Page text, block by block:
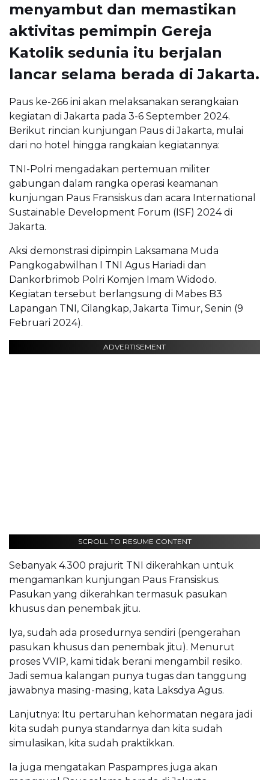
menyambut dan memastikan
aktivitas pemimpin Gereja
Katolik sedunia itu berjalan
lancar selama berada di Jakarta.
Paus ke-266 ini akan melaksanakan serangkaian
kegiatan di Jakarta pada 3-6 September 2024.
Berikut rincian kunjungan Paus di Jakarta, mulai
dari no hotel hingga rangkaian kegiatannya:
TNI-Polri mengadakan pertemuan militer
gabungan dalam rangka operasi keamanan
kunjungan Paus Fransiskus dan acara International
Sustainable Development Forum (ISF) 2024 di
Jakarta.
Aksi demonstrasi dipimpin Laksamana Muda
Pangkogabwilhan I TNI Agus Hariadi dan
Dankorbrimob Polri Komjen Imam Widodo.
Kegiatan tersebut berlangsung di Mabes B3
Lapangan TNI, Cilangkap, Jakarta Timur, Senin (9
Februari 2024).
ADVERTISEMENT
SCROLL TO RESUME CONTENT
Sebanyak 4.300 prajurit TNI dikerahkan untuk
mengamankan kunjungan Paus Fransiskus.
Pasukan yang dikerahkan termasuk pasukan
khusus dan penembak jitu.
Iya, sudah ada prosedurnya sendiri (pengerahan
pasukan khusus dan penembak jitu). Menurut
proses VVIP, kami tidak berani mengambil resiko.
Jadi semua kalangan punya tugas dan tanggung
jawabnya masing-masing, kata Laksdya Agus.
Lanjutnya: Itu pertaruhan kehormatan negara jadi
kita sudah punya standarnya dan kita sudah
simulasikan, kita sudah praktikkan.
Ia juga mengatakan Paspampres juga akan